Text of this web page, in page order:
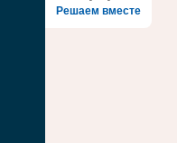
Решаем вместе